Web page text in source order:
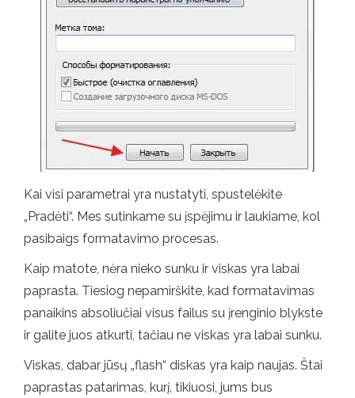
Kai visi parametrai yra nustatyti, spustelėkite
„Pradėti“. Mes sutinkame su įspėjimu ir laukiame, kol
pasibaigs formatavimo procesas.
Kaip matote, nėra nieko sunku ir viskas yra labai
paprasta. Tiesiog nepamirškite, kad formatavimas
panaikins absoliučiai visus failus su įrenginio blykste
ir galite juos atkurti, tačiau ne viskas yra labai sunku.
Viskas, dabar jūsų „flash“ diskas yra kaip naujas. Štai
paprastas patarimas, kurį, tikiuosi, jums bus